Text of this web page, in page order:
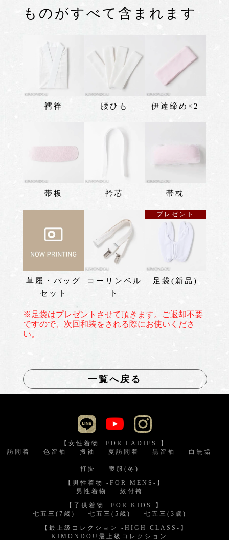
ものがすべて含まれます
襦袢 腰ひも 伊達締め×2
帯板 衿芯 帯枕
草履・バッグ
セット
コーリンベル
ト
プレゼント
足袋(新品)
※足袋はプレゼントさせて頂きます。ご返却不要
ですので、次回和装をされる際にお使いくださ
い。
一覧へ戻る
【女性着物 -FOR LADIES-】
訪問着
色留袖 振袖 夏訪問着 黒留袖 白無垢
打掛
喪服(冬)
【男性着物 -FOR MENS-】
男性着物
紋付袴
【子供着物 -FOR KIDS-】
七五三(7歳)
七五三(5歳)
七五三(3歳)
【最上級コレクション -HIGH CLASS-】
KIMONDOU最上級コレクション